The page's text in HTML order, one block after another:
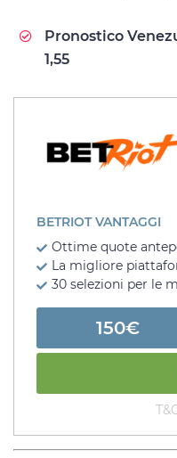
Pronostico
1,55
BETRIOT VANTAGGI
Ottime quote
La migliore
30 selezioni per le
150€